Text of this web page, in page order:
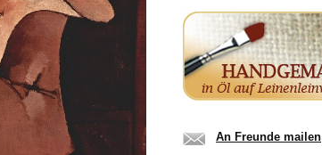
An Freunde mailen